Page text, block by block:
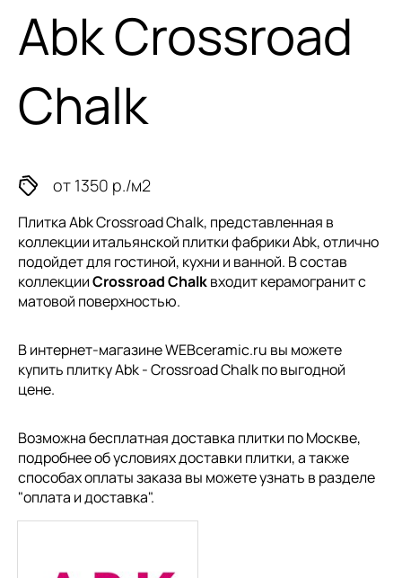
Abk Crossroad
Chalk
от 1350 р./м2
Плитка Abk Crossroad Chalk, представленная в
коллекции итальянской плиткифабрики Abk, отлично
подойдет для гостиной, кухни и ванной. В состав
коллекцииCrossroad Chalkвходит керамогранит с
матовой поверхностью.
В интернет-магазине WEBceramic.ru вы можете
купить плитку Abk - Crossroad Chalk по выгодной
цене.
Возможна бесплатная доставка плитки по Москве,
подробнее об условиях доставки плитки, а также
способах оплаты заказа вы можете узнать в разделе
"оплата и доставка".